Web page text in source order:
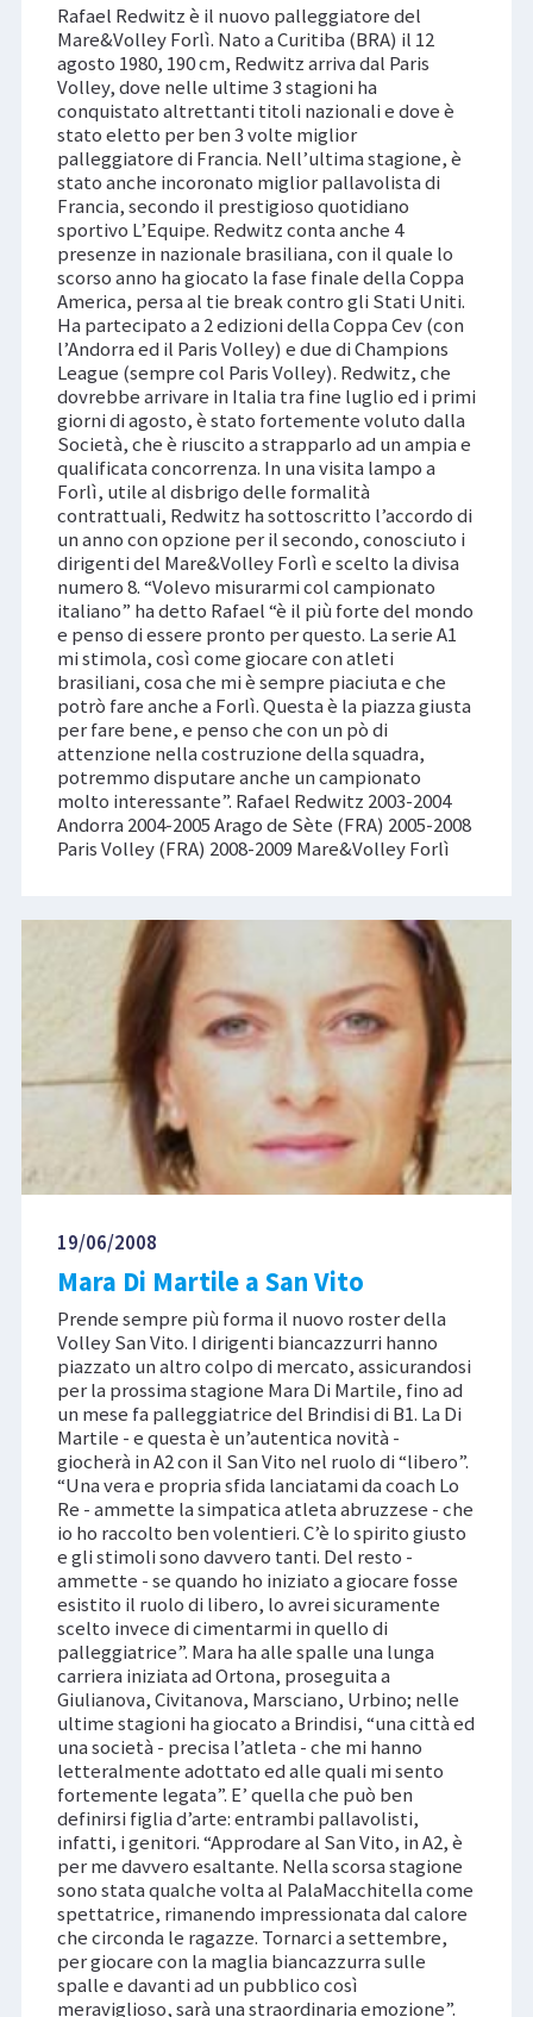
Rafael Redwitz è il nuovo palleggiatore del
Mare&Volley Forlì. Nato a Curitiba (BRA) il 12
agosto 1980, 190 cm, Redwitz arriva dal Paris
Volley, dove nelle ultime 3 stagioni ha
conquistato altrettanti titoli nazionali e dove è
stato eletto per ben 3 volte miglior
palleggiatore di Francia. Nell’ultima stagione, è
stato anche incoronato miglior pallavolista di
Francia, secondo il prestigioso quotidiano
sportivo L’Equipe. Redwitz conta anche 4
presenze in nazionale brasiliana, con il quale lo
scorso anno ha giocato la fase finale della Coppa
America, persa al tie break contro gli Stati Uniti.
Ha partecipato a 2 edizioni della Coppa Cev (con
l’Andorra ed il Paris Volley) e due di Champions
League (sempre col Paris Volley). Redwitz, che
dovrebbe arrivare in Italia tra fine luglio ed i primi
giorni di agosto, è stato fortemente voluto dalla
Società, che è riuscito a strapparlo ad un ampia e
qualificata concorrenza. In una visita lampo a
Forlì, utile al disbrigo delle formalità
contrattuali, Redwitz ha sottoscritto l’accordo di
un anno con opzione per il secondo, conosciuto i
dirigenti del Mare&Volley Forlì e scelto la divisa
numero 8. “Volevo misurarmi col campionato
italiano” ha detto Rafael “è il più forte del mondo
e penso di essere pronto per questo. La serie A1
mi stimola, così come giocare con atleti
brasiliani, cosa che mi è sempre piaciuta e che
potrò fare anche a Forlì. Questa è la piazza giusta
per fare bene, e penso che con un pò di
attenzione nella costruzione della squadra,
potremmo disputare anche un campionato
molto interessante”. Rafael Redwitz 2003-2004
Andorra 2004-2005 Arago de Sète (FRA) 2005-2008
Paris Volley (FRA) 2008-2009 Mare&Volley Forlì
19/06/2008
Mara Di Martile a San Vito
Prende sempre più forma il nuovo roster della
Volley San Vito. I dirigenti biancazzurri hanno
piazzato un altro colpo di mercato, assicurandosi
per la prossima stagione Mara Di Martile, fino ad
un mese fa palleggiatrice del Brindisi di B1. La Di
Martile - e questa è un’autentica novità -
giocherà in A2 con il San Vito nel ruolo di “libero”.
“Una vera e propria sfida lanciatami da coach Lo
Re - ammette la simpatica atleta abruzzese - che
io ho raccolto ben volentieri. C’è lo spirito giusto
e gli stimoli sono davvero tanti. Del resto -
ammette - se quando ho iniziato a giocare fosse
esistito il ruolo di libero, lo avrei sicuramente
scelto invece di cimentarmi in quello di
palleggiatrice”. Mara ha alle spalle una lunga
carriera iniziata ad Ortona, proseguita a
Giulianova, Civitanova, Marsciano, Urbino; nelle
ultime stagioni ha giocato a Brindisi, “una città ed
una società - precisa l’atleta - che mi hanno
letteralmente adottato ed alle quali mi sento
fortemente legata”. E’ quella che può ben
definirsi figlia d’arte: entrambi pallavolisti,
infatti, i genitori. “Approdare al San Vito, in A2, è
per me davvero esaltante. Nella scorsa stagione
sono stata qualche volta al PalaMacchitella come
spettatrice, rimanendo impressionata dal calore
che circonda le ragazze. Tornarci a settembre,
per giocare con la maglia biancazzurra sulle
spalle e davanti ad un pubblico così
meraviglioso, sarà una straordinaria emozione”.